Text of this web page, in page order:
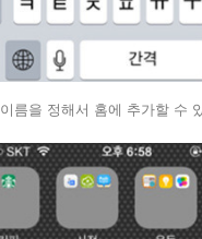
이름을 정해서 홈에 추가할 수